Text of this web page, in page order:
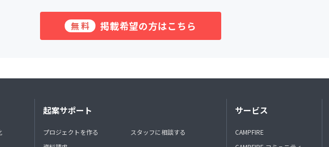
無料 掲載希望の方はこちら
起案サポート
プロジェクトを作る
スタッフに相談する
サービス
CAMPFIRE